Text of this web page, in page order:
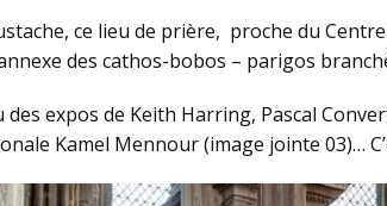
ce lieu de prière, proche du
des cathos-bobos – parigos
des expos de Keith Harring, Pascal
Kamel Mennour (image jointe 03)…